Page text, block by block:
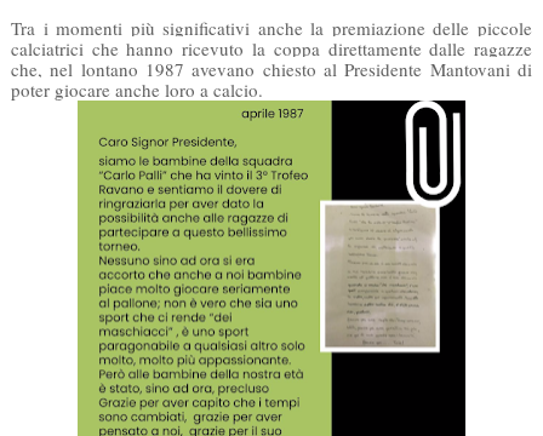
Tra i momenti più significativi anche la premiazione delle piccole
calciatrici che hanno ricevuto la coppa direttamente dalle ragazze
che, nel lontano 1987 avevano chiesto al Presidente Mantovani di
poter giocare anche loro a calcio.